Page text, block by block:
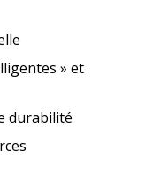
» et
durabilité